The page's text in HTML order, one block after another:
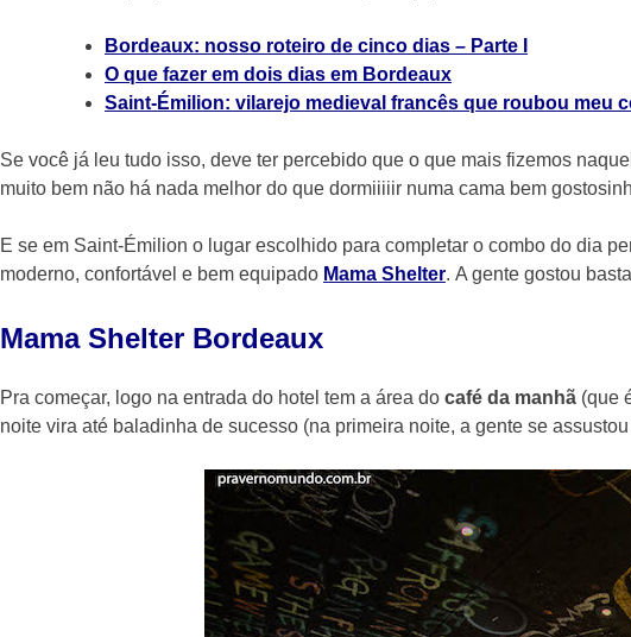
Bordeaux: nosso roteiro de cinco dias – Parte I
O que fazer em dois dias em Bordeaux
Saint-Émilion: vilarejo medieval francês que roubou meu
Se você já leu tudo isso, deve ter percebido que o que mais fizemos
muito bem não há nada melhor do que dormiiiiir numa cama bem
E se em Saint-Émilion o lugar escolhido para completar o combo do dia
moderno, confortável e bem equipado Mama Shelter. A gente gostou
Mama Shelter Bordeaux
Pra começar, logo na entrada do hotel tem a área do café da manhã (que
noite vira até baladinha de sucesso (na primeira noite, a gente se